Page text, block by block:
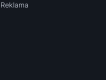
Reklama